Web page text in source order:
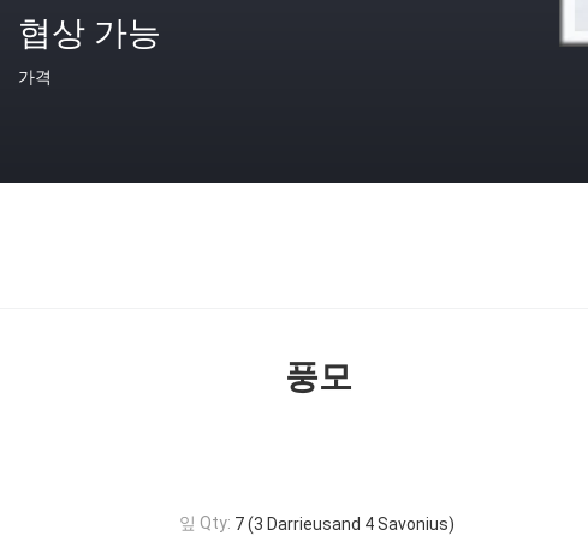
협상 가능
가격
풍모
잎 Qty: 7 (3 Darrieusand 4 Savonius)